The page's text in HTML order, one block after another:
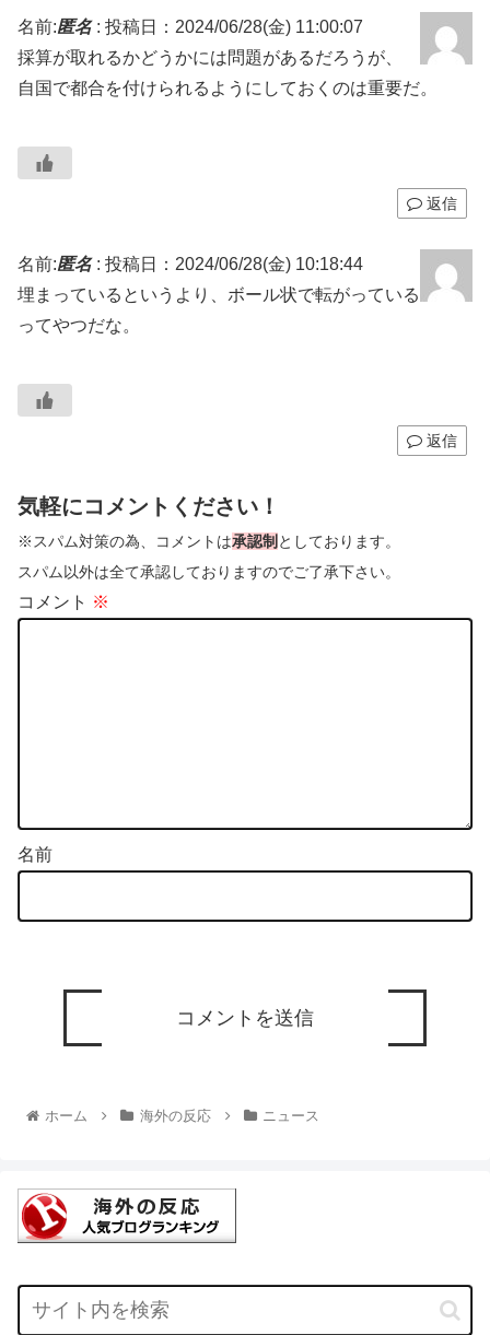
名前:匿名: 投稿日：2024/06/28(金) 11:00:07
採算が取れるかどうかには問題があるだろうが、
自国で都合を付けられるようにしておくのは重要だ。
返信
名前:匿名: 投稿日：2024/06/28(金) 10:18:44
埋まっているというより、ボール状で転がっている
ってやつだな。
返信
気軽にコメントください！
※スパム対策の為、コメントは承認制 としております。
スパム以外は全て承認しておりますのでご了承下さい。
コメント ※
名前
ホーム 海外の反応 ニュース